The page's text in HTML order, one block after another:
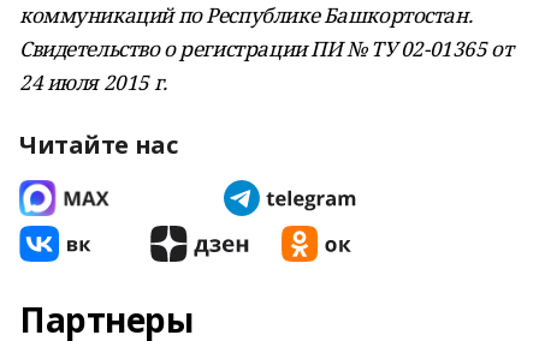
коммуникаций по Республике Башкортостан.
Свидетельство о регистрации ПИ № ТУ 02-01365 от
24 июля 2015 г.
Читайте нас
Партнеры